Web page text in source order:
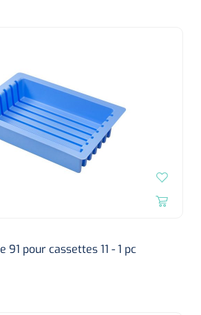
91 pour cassettes 11 - 1 pc